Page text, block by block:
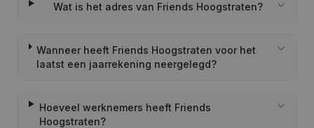
Wat is het adres van Friends Hoogstraten?
Wanneer heeft Friends Hoogstraten voor het
laatst een jaarrekening neergelegd?
Hoeveel werknemers heeft Friends
Hoogstraten?